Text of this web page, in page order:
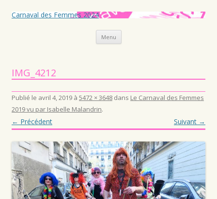
Carnaval des Femmes 2024
Menu Aller au contenu principal
IMG_4212
Publié le avril 4, 2019 à 5472 × 3648 dans Le Carnaval des Femmes
2019 vu par Isabelle Malandrin.
← Précédent Suivant →